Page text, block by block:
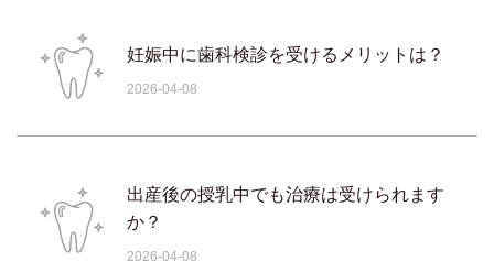
妊娠中に歯科検診を受けるメリットは？
2026-04-08
出産後の授乳中でも治療は受けられます
か？
2026-04-08